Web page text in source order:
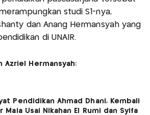
studi S1-nya,
dan Anang Hermansyah yang
di UNAIR.
Azriel Hermansyah:
Pendidikan Ahmad Dhani, Kembali
Maia Usai Nikahan El Rumi dan Syifa